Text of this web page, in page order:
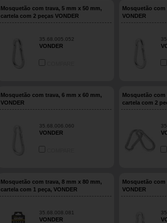
Mosquetão com trava, 5 mm x 50 mm,
cartela com 2 peças VONDER
35.68.005.052
VONDER
Mosquetão com
VONDER
Mosquetão com trava, 6 mm x 60 mm,
VONDER
35.68.006.060
VONDER
Mosquetão com
cartela com 2
Mosquetão com trava, 8 mm x 80 mm,
cartela com 1 peça, VONDER
35.68.008.081
VONDER
Mosquetão com
VONDER